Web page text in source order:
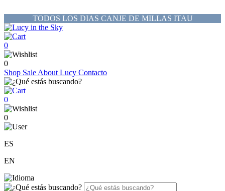
TODOS LOS DIAS CANJE DE MILLAS ITAU
0
0
Shop Sale About Lucy Contacto
0
0
ES
EN